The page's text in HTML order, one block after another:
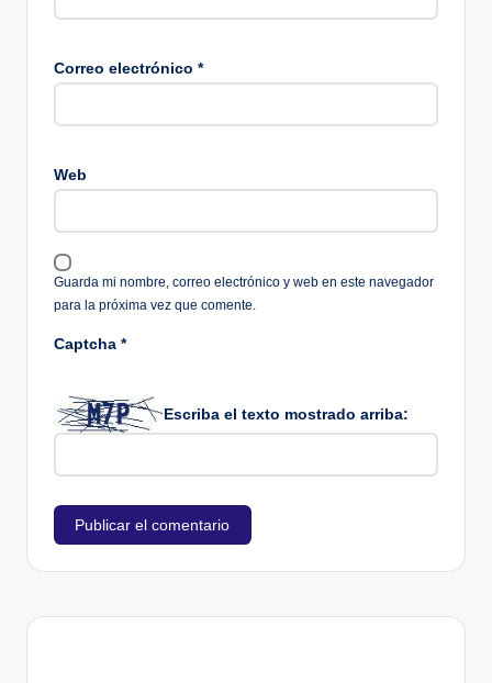
Correo electrónico *
Web
Guarda mi nombre, correo electrónico y web en este navegador
para la próxima vez que comente.
Captcha *
Escriba el texto mostrado arriba: